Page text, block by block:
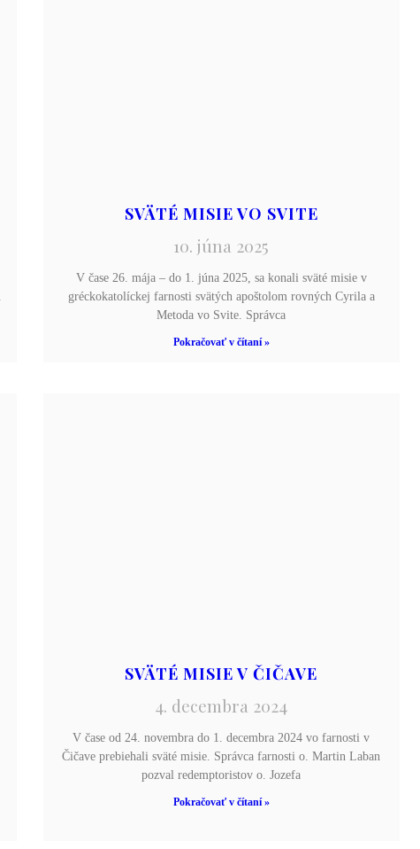
SVÄTÉ MISIE VO SVITE
10. júna 2025
V čase 26. mája – do 1. júna 2025, sa konali sväté misie v
gréckokatolíckej farnosti svätých apoštolom rovných Cyrila a
Metoda vo Svite. Správca
Pokračovať v čítaní »
SVÄTÉ MISIE V ČIČAVE
4. decembra 2024
V čase od 24. novembra do 1. decembra 2024 vo farnosti v
Čičave prebiehali sväté misie. Správca farnosti o. Martin Laban
pozval redemptoristov o. Jozefa
Pokračovať v čítaní »